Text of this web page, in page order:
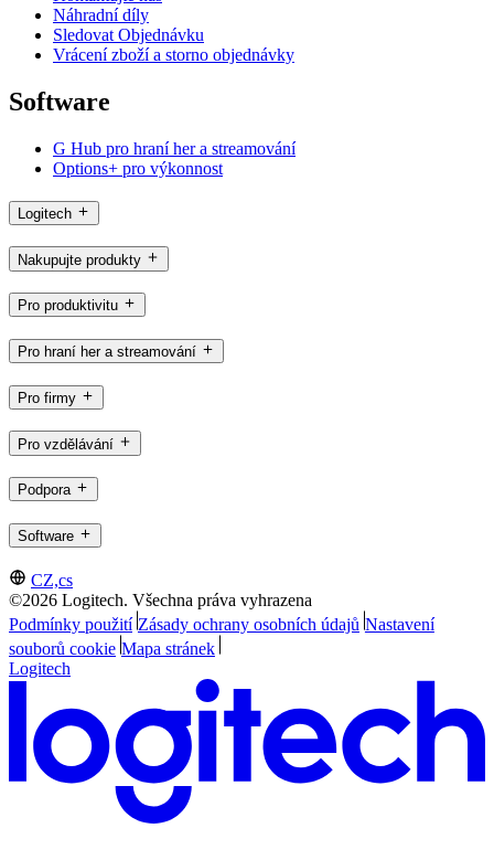
Náhradní díly
Sledovat Objednávku
Vrácení zboží a storno objednávky
Software
G Hub pro hraní her a streamování
Options+ pro výkonnost
Logitech
Nakupujte produkty
Pro produktivitu
Pro hraní her a streamování
Pro firmy
Pro vzdělávání
Podpora
Software
CZ,cs
©2026 Logitech. Všechna práva vyhrazena
Podmínky použití Zásady ochrany osobních údajů Nastavení
souborů cookie Mapa stránek
Logitech